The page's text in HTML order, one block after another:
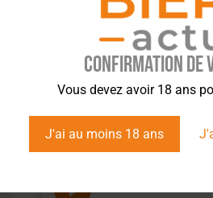
Confirmation de
Vous devez avoir 18 ans
J'ai au moins 18 ans